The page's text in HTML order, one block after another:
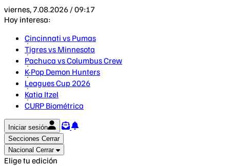
viernes, 7.08.2026 / 09:17
Hoy interesa:
Cincinnati vs Pumas
Tigres vs Minnesota
Pachuca vs Columbus Crew
K-Pop Demon Hunters
Leagues Cup 2026
Katia Itzel
CURP Biométrica
Iniciar sesión
Secciones Cerrar
Nacional Cerrar
Elige tu edición